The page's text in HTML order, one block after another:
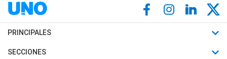
PRINCIPALES
Últimas Noticias
SECCIONES